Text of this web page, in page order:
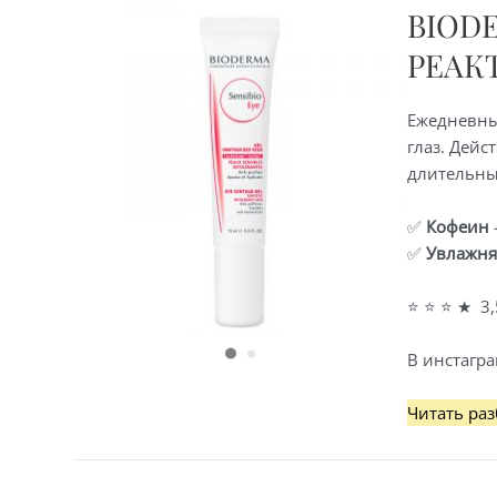
глаз.
✅ Кофеин
✅
⭐ ⭐ ⭐ ★
В
Bioderma
Eye
Читать